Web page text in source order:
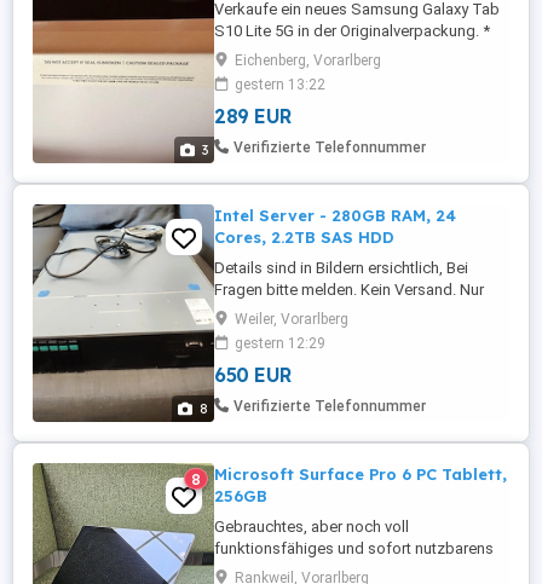
3
Verkaufe ein neues Samsung Galaxy Tab
S10 Lite 5G in der Originalverpackung. *
Neu und ungeöffnet * Original versiegelt *
5G-Version * 128 GB Speicher * Farbe:
Grau * S Pen inklusive (original im
Lieferumfang) Das Tablet wurde nie
geöffnet oder verwendet und befindet
Eichenberg, Vorarlberg
gestern 13:22
289 EUR
Verifizierte Telefonnummer
8
Intel Server - 280GB RAM, 24
Cores, 2.2TB SAS HDD
Details sind in Bildern ersichtlich, Bei
Fragen bitte melden. Kein Versand. Nur
Abholung in Feldkirch(Gisingen) oder
Weiler Vorarlberg. Preis VHB
Weiler, Vorarlberg
gestern 12:29
650 EUR
Verifizierte Telefonnummer
8
Microsoft Surface Pro 6 PC Tablett,
256GB
Gebrauchtes, aber noch voll
funktionsfähiges und sofort nutzbarens
Surface Pro 6 inkl. Tastatur und Ladekabel
Rankweil, Vorarlberg